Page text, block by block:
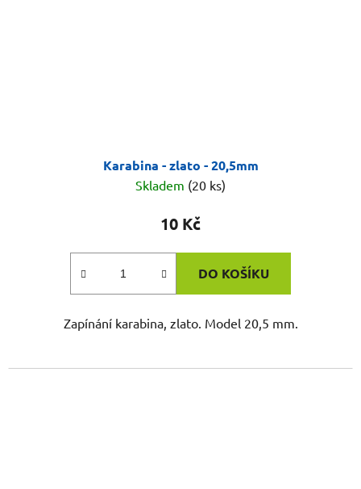
Karabina - zlato - 20,5mm
Skladem (20 ks)
10 Kč
DO KOŠÍKU
Zapínání karabina, zlato. Model 20,5 mm.